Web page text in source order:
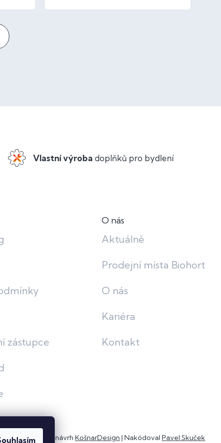
Vlastní výroba doplňků pro bydlení
zástupce
O nás
Aktuálně
Prodejní místa Biohort
O nás
Kariéra
Kontakt
Grafický návrh KošnarDesign | Nakódoval Pavel Skuček